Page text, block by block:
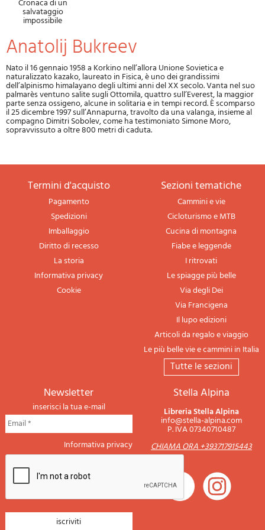
Cronaca di un
salvataggio
impossibile
Anatolij Bukreev
Nato il 16 gennaio 1958 a Korkino nell’allora Unione Sovietica e
naturalizzato kazako, laureato in Fisica, è uno dei grandissimi
dell’alpinismo himalayano degli ultimi anni del XX secolo. Vanta nel suo
palmarès ventuno salite sugli Ottomila, quattro sull’Everest, la maggior
parte senza ossigeno, alcune in solitaria e in tempi record. È scomparso
il 25 dicembre 1997 sull’Annapurna, travolto da una valanga, insieme al
compagno Dimitri Sobolev, come ha testimoniato Simone Moro,
sopravvissuto a oltre 800 metri di caduta.
termini d'acquisto
Pagamento
Spedizioni
Imballaggio
Diritto di recesso
La storia
Informativa privacy
Cookie
sezioni tematiche
Cammini e vie
Cicloturismo e MTB
Cucina di montagna
Fiabe e leggende
I ritrovati
Le spiagge più belle
Via degli Dei
Via Francigena
Il lupo edizioni
Articoli da regalo e viaggio
Le più belle vie e cammini in Italia
tutte le sezioni
newsletter
inserisci la tua e-mail
Informativa privacy
Stella Alpina
Libreria Stella Alpina
info@stella-alpina.com
P. IVA 07340710487
CHIAMA ORA +393717915443